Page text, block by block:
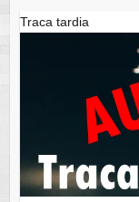
Traca tardia